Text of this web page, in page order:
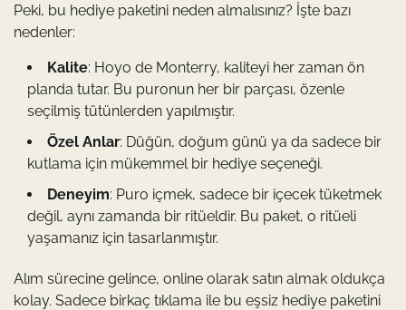
Peki, bu hediye paketini neden almalısınız? İşte bazı
nedenler:
Kalite: Hoyo de Monterry, kaliteyi her zaman ön
planda tutar. Bu puronun her bir parçası, özenle
seçilmiş tütünlerden yapılmıştır.
Özel Anlar: Düğün, doğum günü ya da sadece bir
kutlama için mükemmel bir hediye seçeneği.
Deneyim: Puro içmek, sadece bir içecek tüketmek
değil, aynı zamanda bir ritüeldir. Bu paket, o ritüeli
yaşamanız için tasarlanmıştır.
Alım sürecine gelince, online olarak satın almak oldukça
kolay. Sadece birkaç tıklama ile bu eşsiz hediye paketini